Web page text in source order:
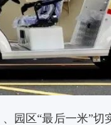
园区“最后一米”切